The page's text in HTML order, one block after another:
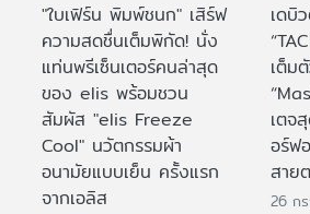
"ใบเฟิร์น พิมพ์ชนก" เสิร์ฟ
ความสดชื่นเต็มพิกัด! นั่ง
แท่นพรีเซ็นเตอร์คนล่าสุด
ของ elis พร้อมชวน
สัมผัส "elis Freeze
Cool" นวัตกรรมผ้า
อนามัยแบบเย็น ครั้งแรก
จากเอลิส
เดบิ
เต็ม
เตจ
อร์ฟ
สาย
26 ก